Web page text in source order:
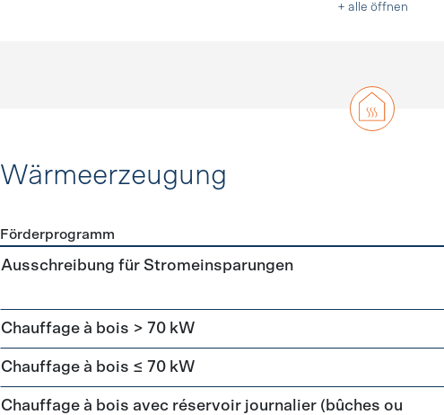
+ alle öffnen
Wärmeerzeugung
Förderprogramme Wärmeerzeugung
Förderprogramm
Ausschreibung für Stromeinsparungen
Chauffage à bois > 70 kW
Chauffage à bois ≤ 70 kW
Chauffage à bois avec réservoir journalier (bûches ou